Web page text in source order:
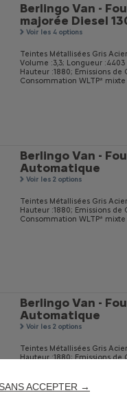
Berlingo Van -
majorée Diesel
Voir les 4 options
Teintes Métallisées Gris
Volume :3,3; Longueur :4403
Hauteur :1880; Emissions de
Consommation WLTP* mixte
Berlingo Van -
Automatique
Voir les 2 options
Teintes Métallisées Gris
Hauteur :1880; Emissions de
Consommation WLTP* mixte
Berlingo Van -
Automatique
Voir les 2 options
Teintes Métallisées Gris
Hauteur :1880; Emissions de
ACCEPTER →